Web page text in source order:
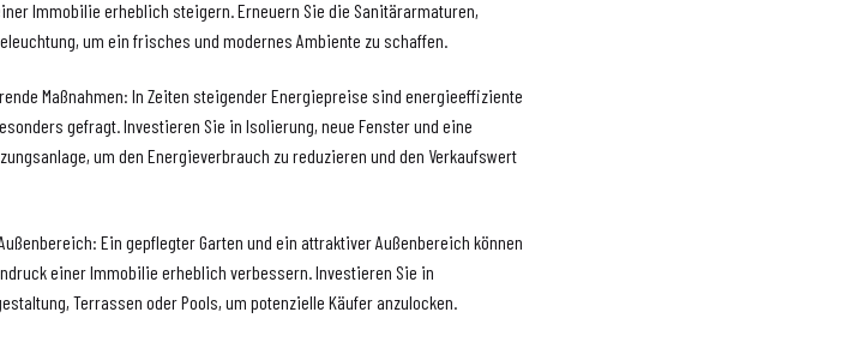
Immobilie erheblich steigern. Erneuern Sie die Sanitärarmaturen,
um ein frisches und modernes Ambiente zu schaffen.
Maßnahmen: In Zeiten steigender Energiepreise sind energieeffiziente
gefragt. Investieren Sie in Isolierung, neue Fenster und eine
um den Energieverbrauch zu reduzieren und den Verkaufswert
Ein gepflegter Garten und ein attraktiver Außenbereich können
einer Immobilie erheblich verbessern. Investieren Sie in
Terrassen oder Pools, um potenzielle Käufer anzulocken.